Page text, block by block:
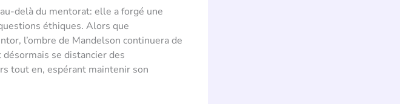
delà du mentorat: elle a forgé une
éthiques. Alors que
l’ombre de Mandelson continuera de
se distancier des
tout en, espérant maintenir son